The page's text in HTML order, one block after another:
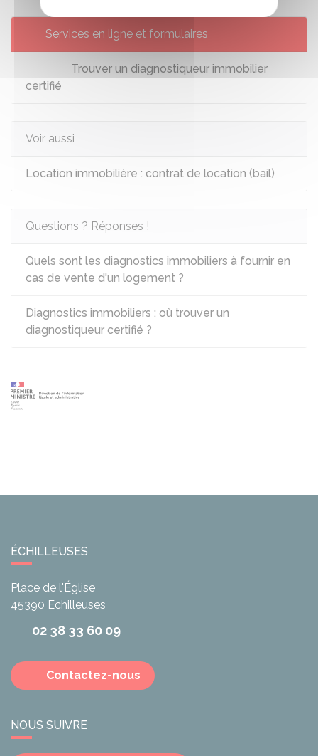
Services en ligne et formulaires
Trouver un diagnostiqueur immobilier
certifié
Voir aussi
Location immobilière : contrat de location (bail)
Questions ? Réponses !
Quels sont les diagnostics immobiliers à fournir en
cas de vente d'un logement ?
Diagnostics immobiliers : où trouver un
diagnostiqueur certifié ?
ÉCHILLEUSES
Place de l'Église
45390 Echilleuses
02 38 33 60 09
Contactez-nous
NOUS SUIVRE